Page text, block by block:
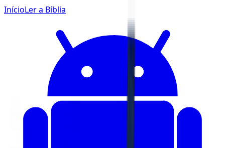
InícioLer a Bíblia